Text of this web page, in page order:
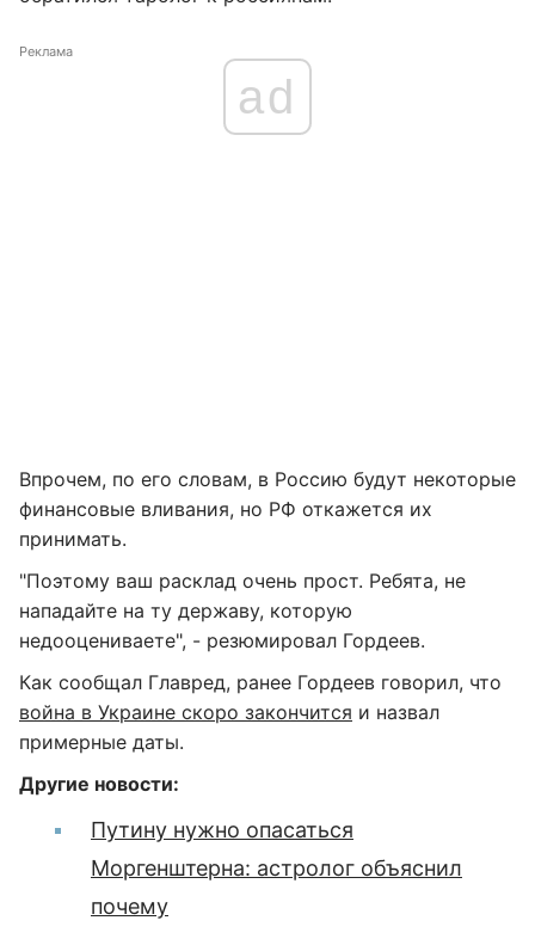
Реклама
ad
Впрочем, по его словам, в Россию будут некоторые
финансовые вливания, но РФ откажется их
принимать.
"Поэтому ваш расклад очень прост. Ребята, не
нападайте на ту державу, которую
недооцениваете", - резюмировал Гордеев.
Как сообщал Главред, ранее Гордеев говорил, что
война в Украине скоро закончится и назвал
примерные даты.
Другие новости:
Путину нужно опасаться
Моргенштерна: астролог объяснил
почему